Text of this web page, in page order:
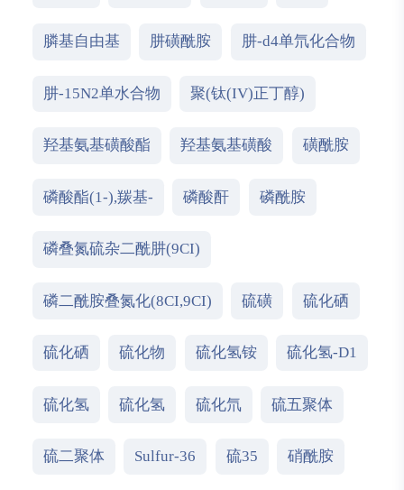
膦基自由基 肼磺酰胺 肼-d4单氘化合物
肼-15N2单水合物 聚(钛(IV)正丁醇)
羟基氨基磺酸酯 羟基氨基磺酸 磺酰胺
磷酸酯(1-),羰基- 磷酸酐 磷酰胺
磷叠氮硫杂二酰肼(9CI)
磷二酰胺叠氮化(8CI,9CI) 硫磺 硫化硒
硫化硒 硫化物 硫化氢铵 硫化氢-D1
硫化氢 硫化氢 硫化氘 硫五聚体
硫二聚体 Sulfur-36 硫35 硝酰胺